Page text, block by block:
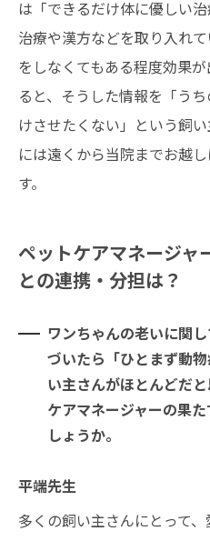
は「できるだけ体に優しい
治療や漢方などを取り入れ
をしなくてもある程度効果
ると、そうした情報を「う
けさせたくない」という飼
には遠くから当院までお越
す。
ペットケアマネージャ
との連携・分担は？
ワンちゃんの老いに関
づいたら「ひとまず動
い主さんがほとんどだ
ケアマネージャーの果
しょうか。
平端先生
多くの飼い主さんにとって